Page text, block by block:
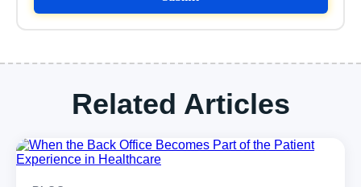
Related Articles